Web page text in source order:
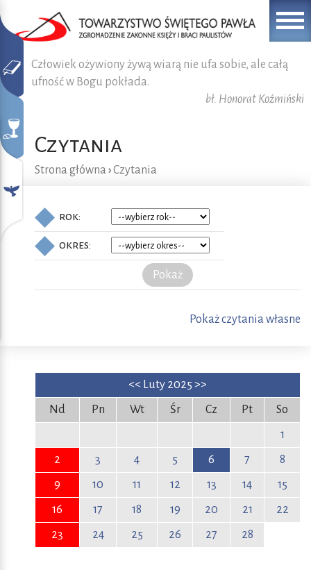
Człowiek ożywiony żywą wiarą nie ufa sobie, ale całą
ufność w Bogu pokłada.
bł. Honorat Koźmiński
Czytania
Strona główna ›Czytania
rok:
okres:
Pokaż
Pokaż czytania własne
<< Luty 2025 >>
Nd
Pn Wt Śr Cz Pt
So
1
2
3 4 5 6 7
8
9
10 11 12 13 14
15
16
17 18 19 20 21
22
23
24 25 26 27 28